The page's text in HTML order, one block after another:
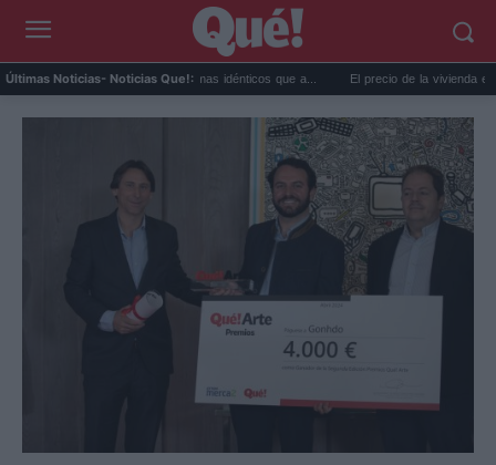
Últimas Noticias- Noticias Que!:
y ansiedad: síntomas idénticos que a... El precio de la vivienda en Valencia